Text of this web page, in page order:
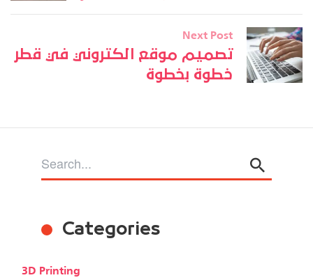
Categories
3D Printing
Next Post
تصميم موقع الكتروني في قطر
خطوة بخطوة